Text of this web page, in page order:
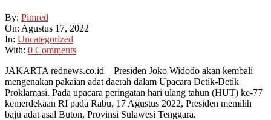
By: Pimred
On: Agustus 17, 2022
In: Uncategorized
With: 0 Comments
JAKARTA rednews.co.id – Presiden Joko Widodo akan kembali
mengenakan pakaian adat daerah dalam Upacara Detik-Detik
Proklamasi. Pada upacara peringatan hari ulang tahun (HUT) ke-77
kemerdekaan RI pada Rabu, 17 Agustus 2022, Presiden memilih
baju adat asal Buton, Provinsi Sulawesi Tenggara.